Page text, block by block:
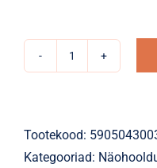
niisutav
tundlikule
Alternative:
Tootekood:
Kategooriad: